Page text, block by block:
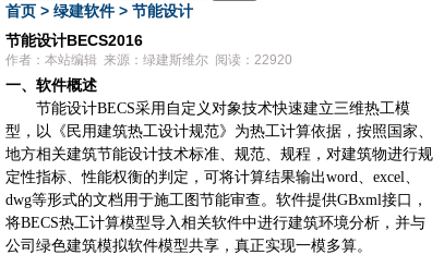
首页 > 绿建软件> 节能设计
节能设计BECS2016
作者：本站编辑 来源：绿建斯维尔 阅读：22920
一、软件概述
节能设计BECS采用自定义对象技术快速建立三维热工模
型，以《民用建筑热工设计规范》为热工计算依据，按照国家、
地方相关建筑节能设计技术标准、规范、规程，对建筑物进行规
定性指标、性能权衡的判定，可将计算结果输出word、 excel、
dwg等形式的文档用于施工图节能审查。软件提供GBxml接口，
将BECS热工计算模型导入相关软件中进行建筑环境分析，并与
公司绿色建筑模拟软件模型共享，真正实现一模多算。